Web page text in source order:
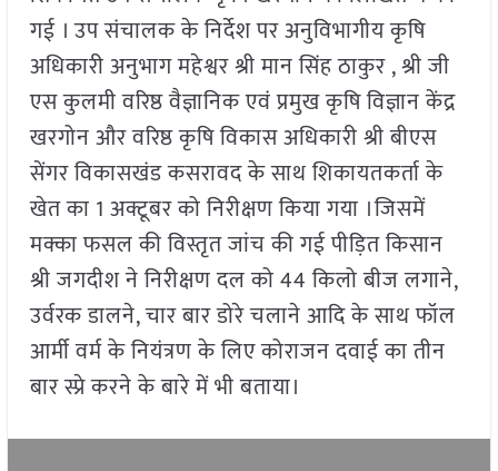
गई । उप संचालक के निर्देश पर अनुविभागीय कृषि
अधिकारी अनुभाग महेश्वर श्री मान सिंह ठाकुर , श्री जी
एस कुलमी वरिष्ठ वैज्ञानिक एवं प्रमुख कृषि विज्ञान केंद्र
खरगोन और वरिष्ठ कृषि विकास अधिकारी श्री बीएस
सेंगर विकासखंड कसरावद के साथ शिकायतकर्ता के
खेत का 1 अक्टूबर को निरीक्षण किया गया ।जिसमें
मक्का फसल की विस्तृत जांच की गई पीड़ित किसान
श्री जगदीश ने निरीक्षण दल को 44 किलो बीज लगाने,
उर्वरक डालने, चार बार डोरे चलाने आदि के साथ फॉल
आर्मी वर्म के नियंत्रण के लिए कोराजन दवाई का तीन
बार स्प्रे करने के बारे में भी बताया।